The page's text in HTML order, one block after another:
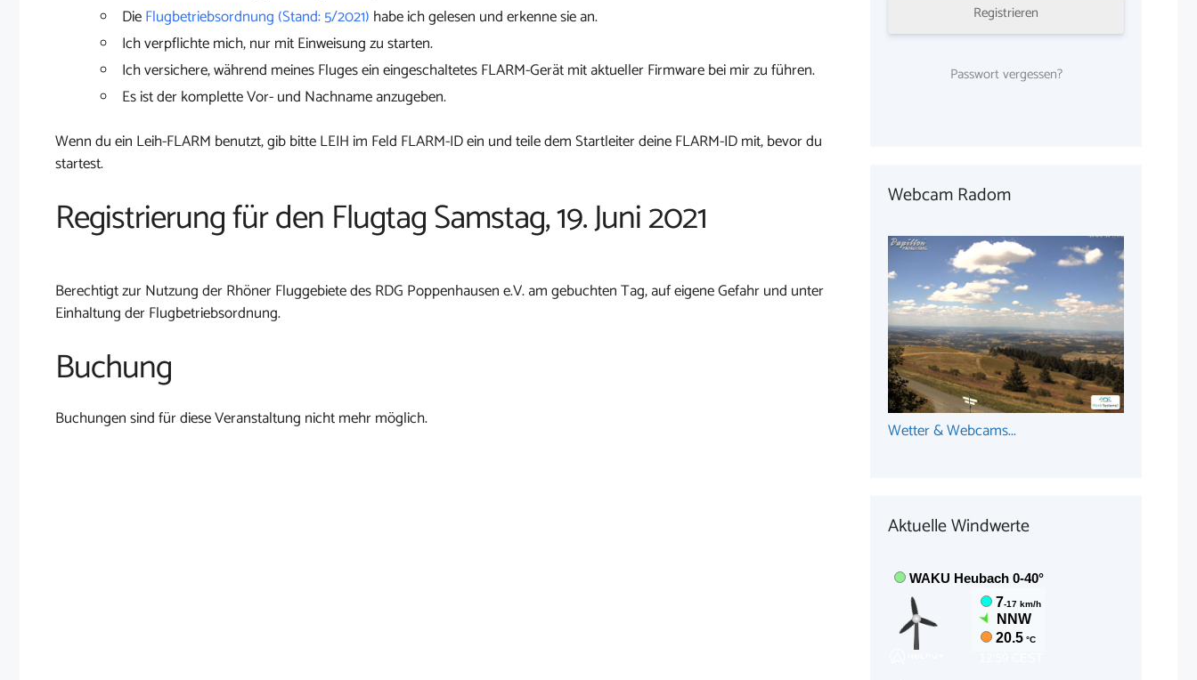
DieFlugbetriebsordnung (Stand: 5/2021) habe ich gelesen und erkenne sie an.
Ich verpflichte mich, nur mit Einweisung zu starten.
Ich versichere, während meines Fluges ein eingeschaltetes FLARM-Gerät mit aktueller Firmware bei mir zu führen.
Es ist der komplette Vor- und Nachname anzugeben.
Wenn du ein Leih-FLARM benutzt, gib bitte LEIH im Feld FLARM-ID ein und teile dem Startleiter deine FLARM-ID mit, bevor du
startest.
Registrierung für den Flugtag Samstag, 19. Juni 2021
Berechtigt zur Nutzung der Rhöner Fluggebiete des RDG Poppenhausen e.V. am gebuchten Tag, auf eigene Gefahr und unter
Einhaltung der Flugbetriebsordnung.
Buchung
Buchungen sind für diese Veranstaltung nicht mehr möglich.
Registrieren
Passwort vergessen?
Webcam Radom
Wetter & Webcams...
Aktuelle Windwerte